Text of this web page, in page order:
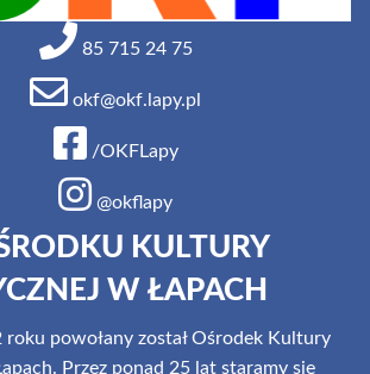
85 715 24 75
okf@okf.lapy.pl
/OKFLapy
@okflapy
KULTURY
W ŁAPACH
roku powołany został Ośrodek Kultury
Przez ponad 25 lat staramy się